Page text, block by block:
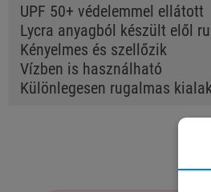
UPF 50+ védelemmel ellátott
Lycra anyagból készült elől
Kényelmes és szellőzik
Vízben is használható
Különlegesen rugalmas